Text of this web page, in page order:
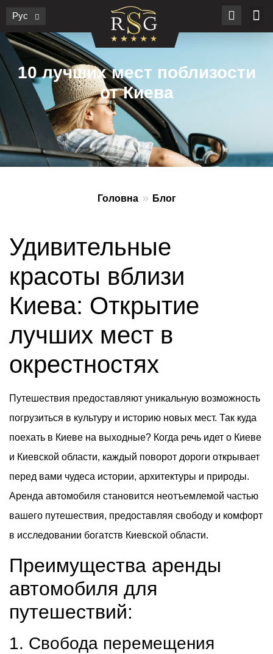
Рус
10 лучших мест поблизости
от Киева
Головна» Блог
Удивительные
красоты вблизи
Киева: Открытие
лучших мест в
окрестностях
Путешествия предоставляют уникальную возможность
погрузиться в культуру и историю новых мест. Так куда
поехать в Киеве на выходные? Когда речь идет о Киеве
и Киевской области, каждый поворот дороги открывает
перед вами чудеса истории, архитектуры и природы.
Аренда автомобиля становится неотъемлемой частью
вашего путешествия, предоставляя свободу и комфорт
в исследовании богатств Киевской области.
Преимущества аренды
автомобиля для
путешествий:
1. Свобода перемещения